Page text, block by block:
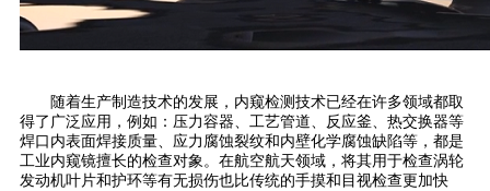
随着生产制造技术的发展，内窥检测技术已经在许多领域都取
得了广泛应用，例如：压力容器、工艺管道、反应釜、热交换器等
焊口内表面焊接质量、应力腐蚀裂纹和内壁化学腐蚀缺陷等，都是
工业内窥镜擅长的检查对象。在航空航天领域，将其用于检查涡轮
发动机叶片和护环等有无损伤也比传统的手摸和目视检查更加快